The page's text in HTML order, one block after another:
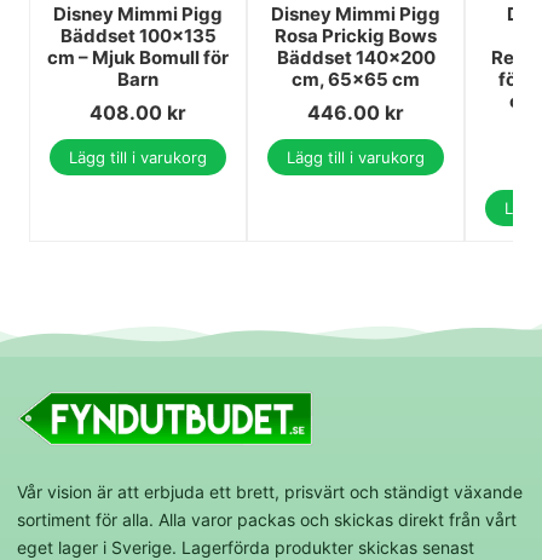
Disney Mimmi Pigg
Bäddset 100x135
cm – Mjuk Bomull för
Barn
408.00 kr
Lägg till i varukorg
Disney Mimmi Pigg
Rosa Prickig Bows
Bäddset 140×200
cm, 65x65 cm
446.00 kr
Lägg till i varukorg
för
Vår vision är att erbjuda ett brett, prisvärt och ständigt växande
sortiment för alla. Alla varor packas och skickas direkt från vårt
eget lager i Sverige. Lagerförda produkter skickas senast